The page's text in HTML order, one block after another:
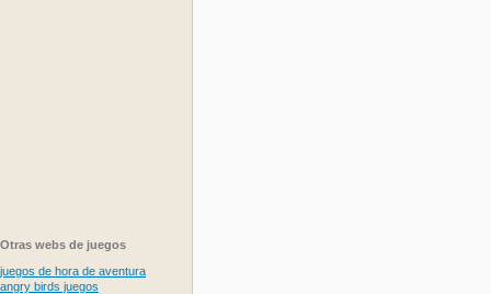
Otras webs de juegos
juegos de hora de aventura
angry birds juegos